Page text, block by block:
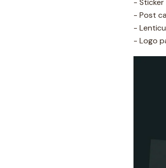
- Sticker
- Post
-
- Logo